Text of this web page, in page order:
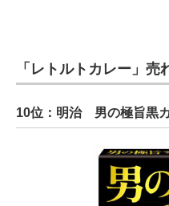
「レトルトカレー」
10位：明治 男の極旨黒